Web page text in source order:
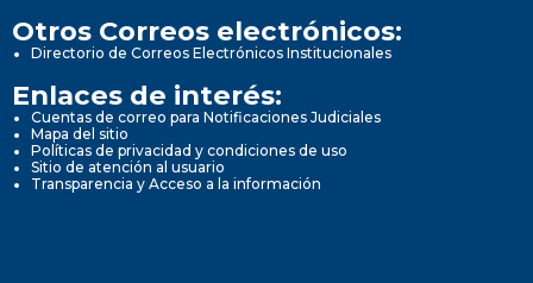
Otros Correos electrónicos:
Directorio de Correos Electrónicos Institucionales
Enlaces de interés:
Cuentas de correo para Notificaciones Judiciales
Mapa del sitio
Políticas de privacidad y condiciones de uso
Sitio de atención al usuario
Transparencia y Acceso a la información